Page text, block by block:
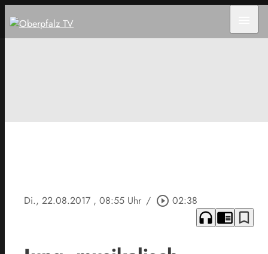
Di., 22.08.2017 , 08:55 Uhr / play_circle_outline 02:38
headphones chrome_reader_mode bookmark_border